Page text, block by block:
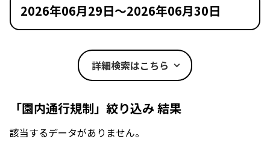
2026年06月29日～2026年06月30日
詳細検索はこちら
「園内通行規制」絞り込み 結果
該当するデータがありません。